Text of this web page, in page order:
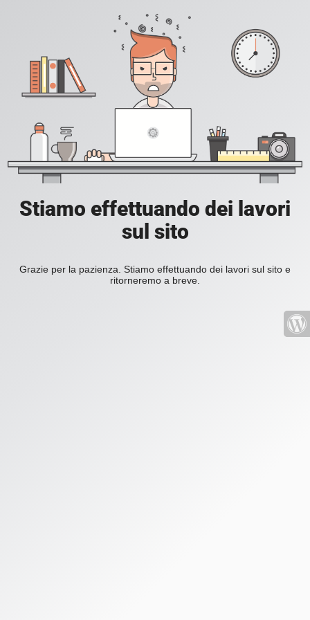
Stiamo effettuando dei lavori
sul sito
Grazie per la pazienza. Stiamo effettuando dei lavori sul sito e
ritorneremo a breve.